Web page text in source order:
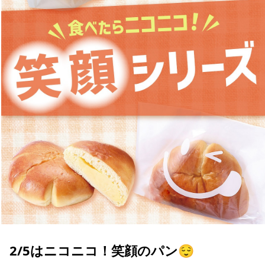
企業情報
IR情報
採用情報
お問い合わせ
Contact us in English
2/5はニコニコ！笑顔のパン😌